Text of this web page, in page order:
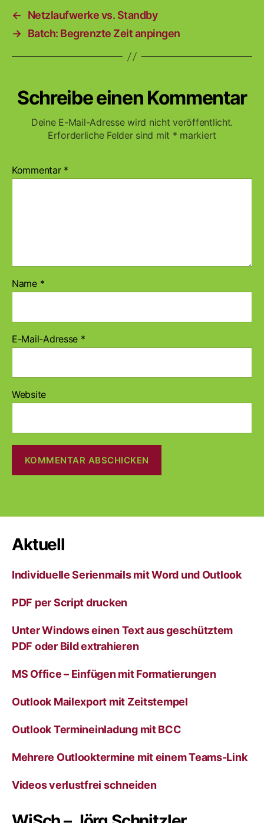
←
Netzlaufwerke vs. Standby
→ Batch: Begrenzte Zeit anpingen
Schreibe einen Kommentar
Deine E-Mail-Adresse wird nicht veröffentlicht.
Erforderliche Felder sind mit * markiert
Kommentar *
Name *
E-Mail-Adresse *
Website
t
r
n
t
v
Aktuell
Individuelle Serienmails mit Word und Outlook
PDF per Script drucken
Unter Windows einen Text aus geschütztem
PDF oder Bild extrahieren
MS Office – Einfügen mit Formatierungen
Outlook Mailexport mit Zeitstempel
Outlook Termineinladung mit BCC
Mehrere Outlooktermine mit einem Teams-Link
Videos verlustfrei schneiden